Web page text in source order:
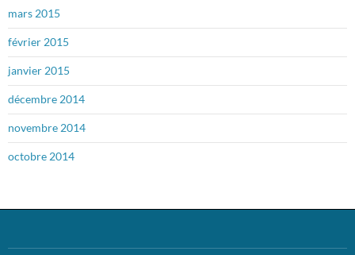
mars 2015
février 2015
janvier 2015
décembre 2014
novembre 2014
octobre 2014